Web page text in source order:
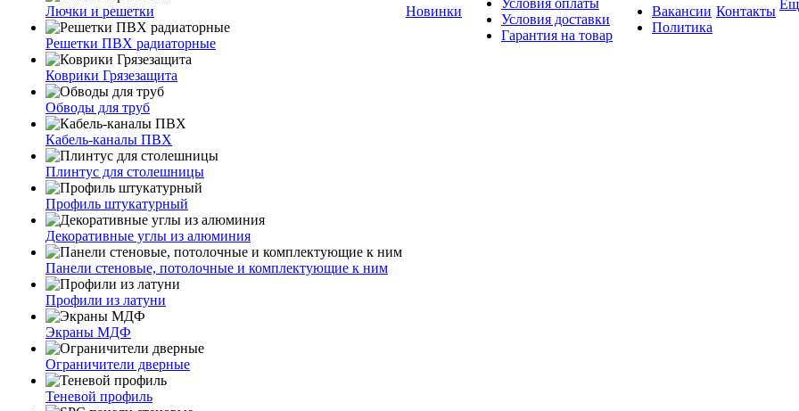
Лючки и решетки
Решетки ПВХ радиаторные
Коврики Грязезащита
Обводы для труб
Кабель-каналы ПВХ
Плинтус для столешницы
Профиль штукатурный
Декоративные углы из алюминия
Панели стеновые, потолочные и комплектующие к ним
Профили из латуни
Экраны МДФ
Ограничители дверные
Теневой профиль
Новинки
Условия оплаты
Условия доставки
Гарантия на товар
Вакансии
Политика
Контакты